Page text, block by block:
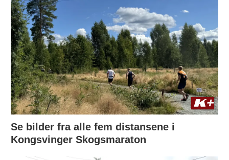
Se bilder fra alle fem distansene i
Kongsvinger Skogsmaraton